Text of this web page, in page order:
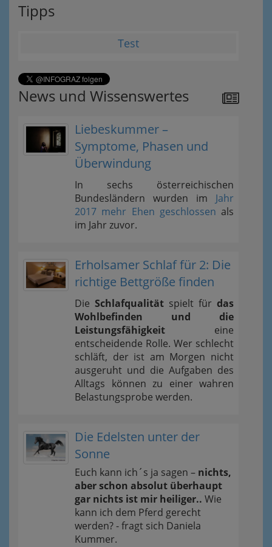
Tipps
Test
News und Wissenswertes
Liebeskummer –
Symptome, Phasen und
Überwindung
In sechs österreichischen
Bundesländern wurden im Jahr
2017 mehr Ehen geschlossen als
im Jahr zuvor.
Erholsamer Schlaf für 2: Die
richtige Bettgröße finden
Die Schlafqualität spielt für das
Wohlbefinden und die
Leistungsfähigkeit eine
entscheidende Rolle. Wer schlecht
schläft, der ist am Morgen nicht
ausgeruht und die Aufgaben des
Alltags können zu einer wahren
Belastungsprobe werden.
Die Edelsten unter der
Sonne
Euch kann ich´s ja sagen – nichts,
aber schon absolut überhaupt
gar nichts ist mir heiliger.. Wie
kann ich dem Pferd gerecht
werden? - fragt sich Daniela
Kummer.